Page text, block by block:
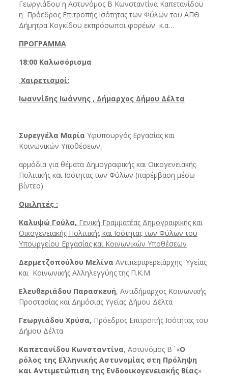
Γεωργιάδου η Αστυνόμος Β Κωνσταντίνα Καπετανίδου
η Πρόεδρος Επιτροπής Ισότητας των Φύλων του ΑΠΘ
Δήμητρα Κογκίδου εκπρόσωποι φορέων κ.α…
ΠΡΟΓΡΑΜΜΑ
18:00 Καλωσόρισμα
Χαιρετισμοί:
Ιωαννίδης Iωάννης , Δήμαρχος Δήμου Δέλτα
Συρεγγέλα Μαρία Υφυπουργός Εργασίας και
Κοινωνικών Υποθέσεων,
αρμόδια για θέματα Δημογραφικής και Οικογενειακής
Πολιτικής και Ισότητας των Φύλων (παρέμβαση μέσω
βίντεο)
Ομιλητές :
Καλυψώ Γούλα, Γενική Γραμματέας Δημογραφικής και
Οικογενειακής Πολιτικής και Ισότητας των Φύλων του
Υπουργείου Εργασίας και Κοινωνικών Υποθέσεων
Δερμετζοπούλου Μελίνα Αντιπεριφερειάρχης Υγείας
και Κοινωνικής Αλληλεγγύης της Π.Κ.Μ
Ελευθεριάδου Παρασκευή, Αντιδήμαρχος Κοινωνικής
Προστασίας και Δημόσιας Υγείας Δήμου Δέλτα
Γεωργιάδου Χρύσα, Πρόεδρος Επιτροπής Ισότητας του
Δήμου Δέλτα
Καπετανίδου Κωνσταντίνα, Αστυνόμος Β΄ «Ο
ρόλος της Ελληνικής Αστυνομίας στη Πρόληψη
και Αντιμετώπιση τηςΕνδοοικογενειακής Βίας»